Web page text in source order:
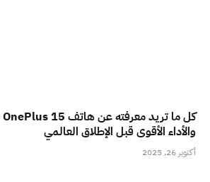
والأداء الأقوى قبل الإطلاق العالمي
أكتوبر 26, 2025